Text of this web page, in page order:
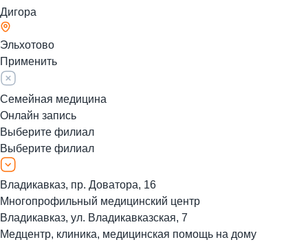
Дигора
Эльхотово
Применить
Семейная медицина
Онлайн запись
Выберите филиал
Выберите филиал
Владикавказ, пр. Доватора, 16
Многопрофильный медицинский центр
Владикавказ, ул. Владикавказская, 7
Медцентр, клиника, медицинская помощь на дому